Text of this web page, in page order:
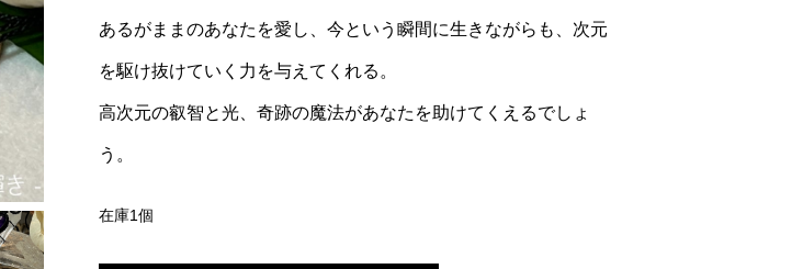
あるがままのあなたを愛し、今という瞬間に生きながらも、次元
を駆け抜けていく力を与えてくれる。
高次元の叡智と光、奇跡の魔法があなたを助けてくえるでしょ
う。
在庫1個